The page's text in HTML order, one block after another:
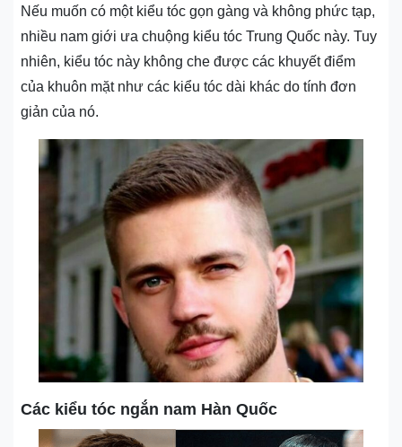
Nếu muốn có một kiểu tóc gọn gàng và không phức tạp,
nhiều nam giới ưa chuộng kiểu tóc Trung Quốc này. Tuy
nhiên, kiểu tóc này không che được các khuyết điểm
của khuôn mặt như các kiểu tóc dài khác do tính đơn
giản của nó.
Các kiểu tóc ngắn nam Hàn Quốc